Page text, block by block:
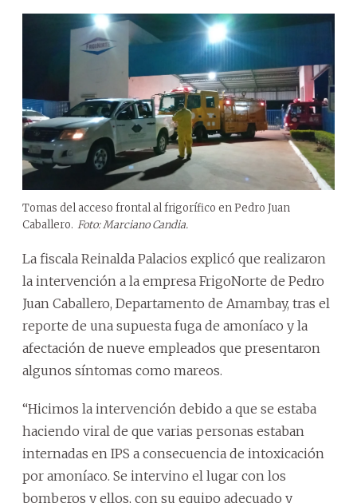
Tomas del acceso frontal al frigorífico en Pedro Juan
Caballero. Foto: Marciano Candia.
La fiscala Reinalda Palacios explicó que realizaron
la intervención a la empresa FrigoNorte de Pedro
Juan Caballero, Departamento de Amambay, tras el
reporte de una supuesta fuga de amoníaco y la
afectación de nueve empleados que presentaron
algunos síntomas como mareos.
“Hicimos la intervención debido a que se estaba
haciendo viral de que varias personas estaban
internadas en IPS a consecuencia de intoxicación
por amoníaco. Se intervino el lugar con los
bomberos y ellos, con su equipo adecuado y